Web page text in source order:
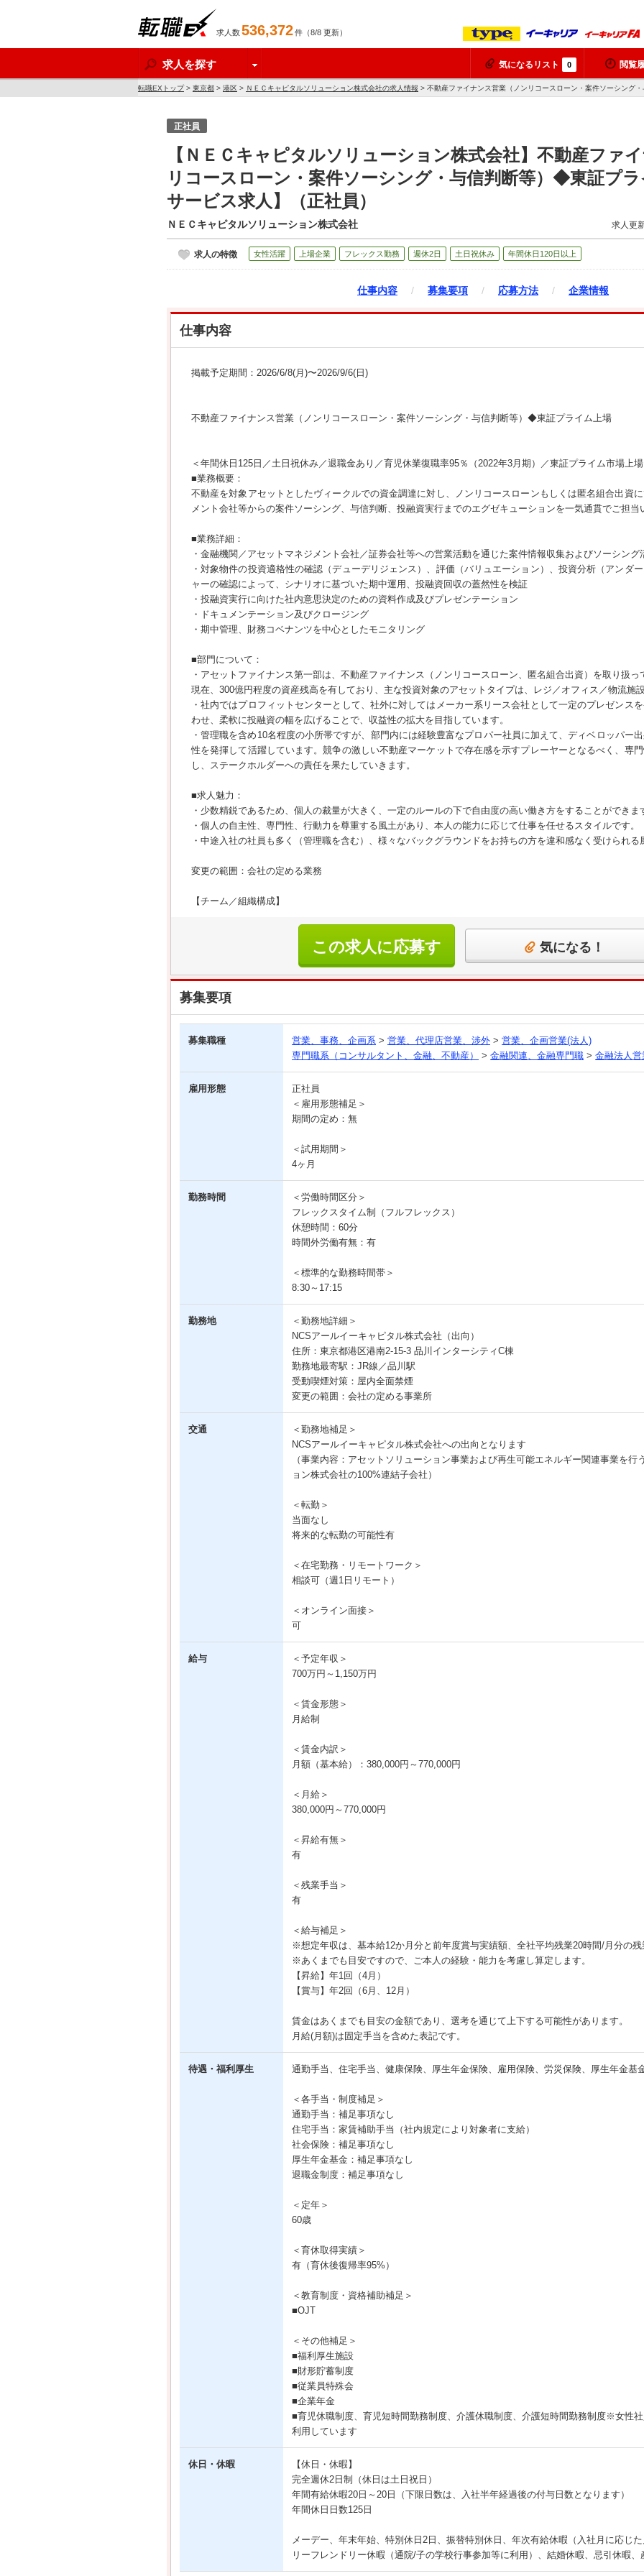
求人数536,372件（8/8 更新）
求人を探す 気になるリスト 0 閲覧
転職EXトップ> 東京都 > 港区 > ＮＥＣキャピタルソリューション株式会社の求人情報 > 不動産ファイナンス営業（ノンリコースローン・案件ソーシング
正社員
【ＮＥＣキャピタルソリューション株式会社】不動産ファ
リコースローン・案件ソーシング・与信判断等）◆東証プ
サービス求人】（正社員）
ＮＥＣキャピタルソリューション株式会社 求人更
求人の特徴 女性活躍 上場企業 フレックス勤務 週休2日 土日祝休み 年間休日120日以上
仕事内容 / 募集要項 / 応募方法 / 企業情報
仕事内容
掲載予定期間：2026/6/8(月)〜2026/9/6(日)
不動産ファイナンス営業（ノンリコースローン・案件ソーシング・与信判断等）◆東証プライム上場
＜年間休日125日／土日祝休み／退職金あり／育児休業復職率95％（2022年3月期）／東証プライム市場上
■業務概要：
不動産を対象アセットとしたヴィークルでの資金調達に対し、ノンリコースローンもしくは匿名組合出資
メント会社等からの案件ソーシング、与信判断、投融資実行までのエグゼキューションを一気通貫でご担当
■業務詳細：
・金融機関／アセットマネジメント会社／証券会社等への営業活動を通じた案件情報収集およびソーシング
・対象物件の投資適格性の確認（デューデリジェンス）、評価（バリュエーション）、投資分析（アンダ
ャーの確認によって、シナリオに基づいた期中運用、投融資回収の蓋然性を検証
・投融資実行に向けた社内意思決定のための資料作成及びプレゼンテーション
・ドキュメンテーション及びクロージング
・期中管理、財務コベナンツを中心としたモニタリング
■部門について：
・アセットファイナンス第一部は、不動産ファイナンス（ノンリコースローン、匿名組合出資）を取り扱っ
現在、300億円程度の資産残高を有しており、主な投資対象のアセットタイプは、レジ／オフィス／物流施
・社内ではプロフィットセンターとして、社外に対してはメーカー系リース会社として一定のプレゼンス
わせ、柔軟に投融資の幅を広げることで、収益性の拡大を目指しています。
・管理職を含め10名程度の小所帯ですが、部門内には経験豊富なプロパー社員に加えて、ディベロッパー
性を発揮して活躍しています。競争の激しい不動産マーケットで存在感を示すプレーヤーとなるべく、専
し、ステークホルダーへの責任を果たしていきます。
■求人魅力：
・少数精鋭であるため、個人の裁量が大きく、一定のルールの下で自由度の高い働き方をすることができま
・個人の自主性、専門性、行動力を尊重する風土があり、本人の能力に応じて仕事を任せるスタイルです。
・中途入社の社員も多く（管理職を含む）、様々なバックグラウンドをお持ちの方を違和感なく受けられる
変更の範囲：会社の定める業務
【チーム／組織構成】
この求人に応募す
る
気になる！
募集要項
募集職種 営業、事務、企画系 > 営業、代理店営業、渉外 > 営業、企画営業(法人)
専門職系（コンサルタント、金融、不動産）
> 金融関連、金融専門職 > 金融法人営
雇用形態
正社員
＜雇用形態補足＞
期間の定め：無
＜試用期間＞
4ヶ月
勤務時間
＜労働時間区分＞
フレックスタイム制（フルフレックス）
休憩時間：60分
時間外労働有無：有
＜標準的な勤務時間帯＞
8:30～17:15
勤務地
＜勤務地詳細＞
NCSアールイーキャピタル株式会社（出向）
住所：東京都港区港南2-15-3 品川インターシティC棟
勤務地最寄駅：JR線／品川駅
受動喫煙対策：屋内全面禁煙
変更の範囲：会社の定める事業所
交通
＜勤務地補足＞
NCSアールイーキャピタル株式会社への出向となります
（事業内容：アセットソリューション事業および再生可能エネルギー関連事業を行
ョン株式会社の100%連結子会社）
＜転勤＞
当面なし
将来的な転勤の可能性有
＜在宅勤務・リモートワーク＞
相談可（週1日リモート）
＜オンライン面接＞
可
給与
＜予定年収＞
700万円～1,150万円
＜賃金形態＞
月給制
＜賃金内訳＞
月額（基本給）：380,000円～770,000円
＜月給＞
380,000円～770,000円
＜昇給有無＞
有
＜残業手当＞
有
＜給与補足＞
※想定年収は、基本給12か月分と前年度賞与実績額、全社平均残業20時間/月分の
※あくまでも目安ですので、ご本人の経験・能力を考慮し算定します。
【昇給】年1回（4月）
【賞与】年2回（6月、12月）
賃金はあくまでも目安の金額であり、選考を通じて上下する可能性があります。
月給(月額)は固定手当を含めた表記です。
待遇・福利厚生 通勤手当、住宅手当、健康保険、厚生年金保険、雇用保険、労災保険、厚生年金基
＜各手当・制度補足＞
通勤手当：補足事項なし
住宅手当：家賃補助手当（社内規定により対象者に支給）
社会保険：補足事項なし
厚生年金基金：補足事項なし
退職金制度：補足事項なし
＜定年＞
60歳
＜育休取得実績＞
有（育休後復帰率95%）
＜教育制度・資格補助補足＞
■OJT
＜その他補足＞
■福利厚生施設
■財形貯蓄制度
■従業員特殊会
■企業年金
■育児休職制度、育児短時間勤務制度、介護休職制度、介護短時間勤務制度※女性
利用しています
休日・休暇
【休日・休暇】
完全週休2日制（休日は土日祝日）
年間有給休暇20日～20日（下限日数は、入社半年経過後の付与日数となります）
年間休日日数125日
メーデー、年末年始、特別休日2日、振替特別休日、年次有給休暇（入社月に応じ
リーフレンドリー休暇（通院/子の学校行事参加等に利用）、結婚休暇、忌引休暇